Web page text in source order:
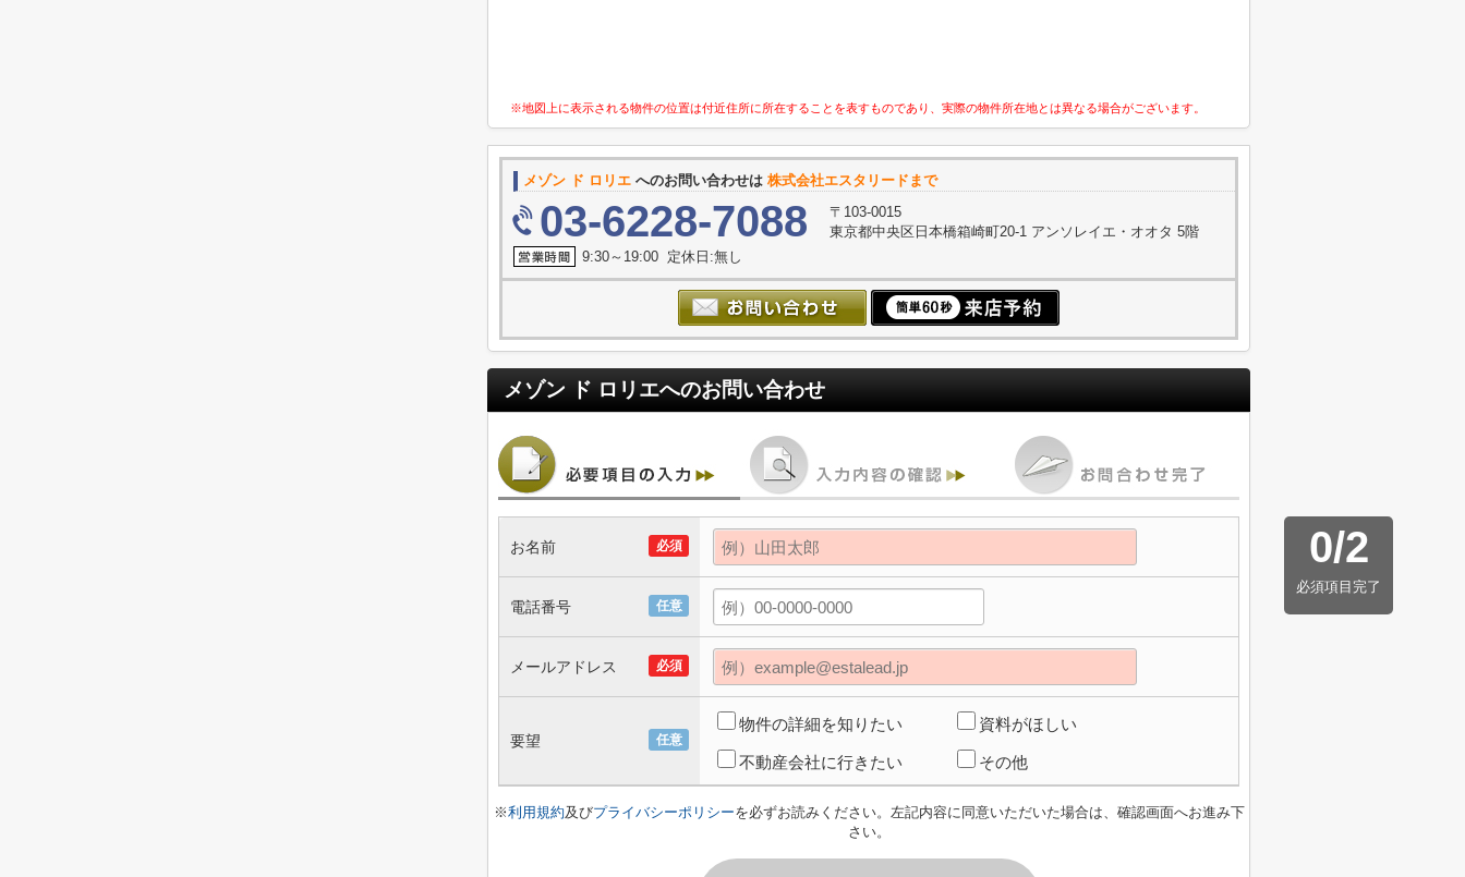
※地図上に表示される物件の位置は付近住所に所在することを表すものであり、実際の物件所在地とは異なる場合がございます。
メゾン ド ロリエ へのお問い合わせは 株式会社エスタリードまで
03-6228-7088
〒103-0015
東京都中央区日本橋箱崎町20-1 アンソレイエ・オオタ 5階
9:30～19:00 定休日:無し
メゾン ド ロリエへのお問い合わせ
0/2
必須項目完了
必須
お名前
任意
電話番号
必須
メールアドレス
任意
要望
物件の詳細を知りたい 資料がほしい
不動産会社に行きたい その他
※利用規約及びプライバシーポリシーを必ずお読みください。左記内容に同意いただいた場合は、確認画面へお進み下
さい。